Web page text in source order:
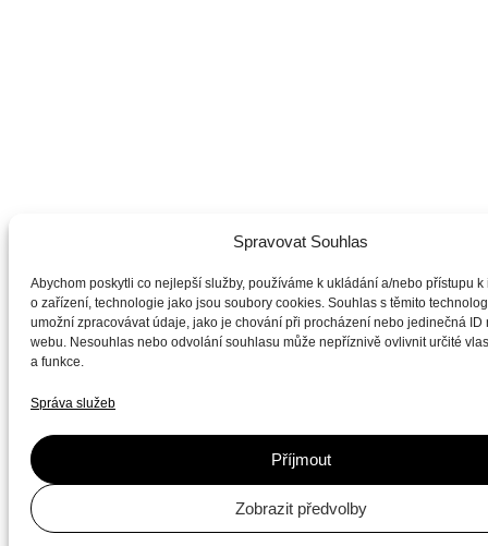
Spravovat Souhlas
Abychom poskytli co nejlepší služby, používáme k ukládání a/nebo přístupu k
o zařízení, technologie jako jsou soubory cookies. Souhlas s těmito
umožní zpracovávat údaje, jako je chování při procházení nebo jedinečná ID
webu. Nesouhlas nebo odvolání souhlasu může nepříznivě ovlivnit určité
a funkce.
Správa služeb
Příjmout
Zobrazit předvolby